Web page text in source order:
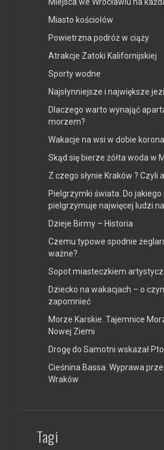
Miasto kościołów
Powietrzna podróż w ciąży
Atrakcje Zatoki Kalifornijskiej
Sporty wodne
Najsłynniejsze i największe
Dlaczego warto wynająć
morzem?
Wakacje na wsi w dobie
Skąd się bierze żółta woda w
Z czego słynie Kraków ? Czyli
Pielgrzymki świata. Do jakiego
pielgrzymuje najwięcej ludzi
Dzieje Birmy – Historia
Czemu typowe spodnie
ważne?
Sopot miasteczkiem
Dziecko na wakacjach – o
zapomnieć
Morze Karskie. Tajemnice
Nowej Ziemi
Drogę do Samotni wskazał
Cieśnina Bassa. Wyprawa
Wraków
Tagi